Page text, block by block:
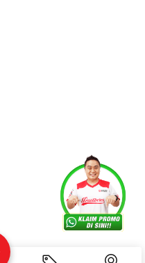
About Us
Article